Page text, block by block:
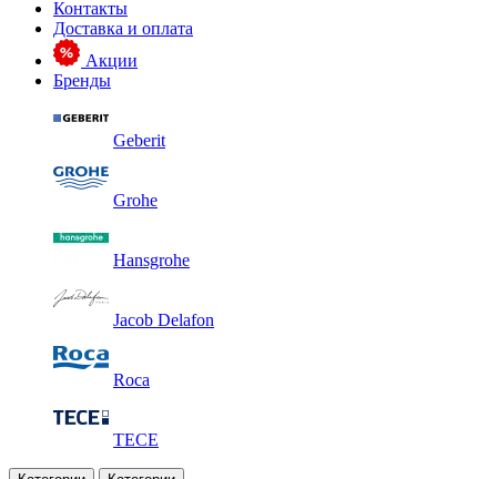
Контакты
Доставка и оплата
Акции
Бренды
Geberit
Grohe
Hansgrohe
Jacob Delafon
Roca
TECE